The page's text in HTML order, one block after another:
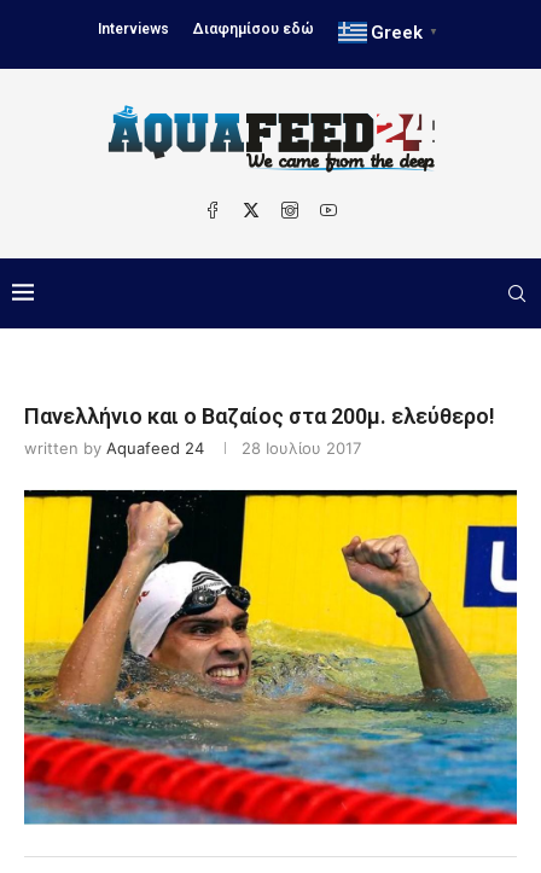
Interviews Διαφημίσου εδώ Greek ▼
Πανελλήνιο και ο Βαζαίος στα 200μ. ελεύθερο!
written by Aquafeed 24 28 Ιουλίου 2017